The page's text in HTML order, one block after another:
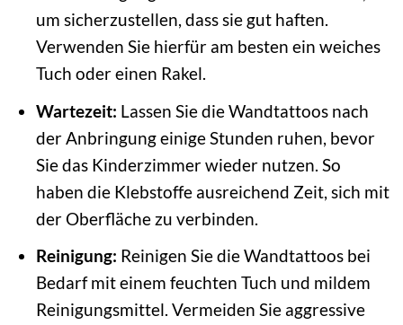
um sicherzustellen, dass sie gut haften.
Verwenden Sie hierfür am besten ein weiches
Tuch oder einen Rakel.
Wartezeit: Lassen Sie die Wandtattoos nach
der Anbringung einige Stunden ruhen, bevor
Sie das Kinderzimmer wieder nutzen. So
haben die Klebstoffe ausreichend Zeit, sich mit
der Oberfläche zu verbinden.
Reinigung: Reinigen Sie die Wandtattoos bei
Bedarf mit einem feuchten Tuch und mildem
Reinigungsmittel. Vermeiden Sie aggressive